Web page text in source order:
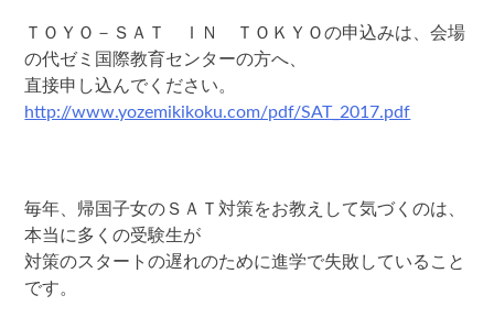
ＴＯＹＯ－ＳＡＴ ＩＮ ＴＯＫＹＯの申込みは、会場
の代ゼミ国際教育センターの方へ、
直接申し込んでください。
http://www.yozemikikoku.com/pdf/SAT_2017.pdf
毎年、帰国子女のＳＡＴ対策をお教えして気づくのは、
本当に多くの受験生が
対策のスタートの遅れのために進学で失敗していること
です。